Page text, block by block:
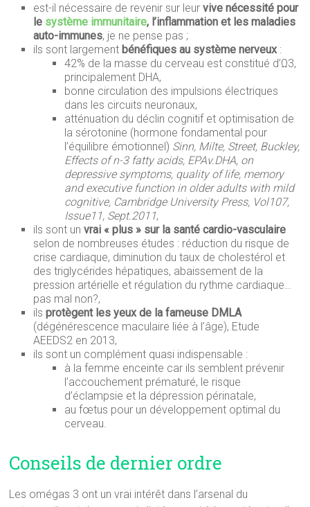
est-il nécessaire de revenir sur leurvive nécessité pour
le système immunitaire, l’inflammation et les maladies
auto-immunes, je ne pense pas ;
ils sont largement bénéfiques au système nerveux:
42% de la masse du cerveau est constitué d’Ω3,
principalement DHA,
bonne circulation des impulsions électriques
dans les circuits neuronaux,
atténuation du déclin cognitif et optimisation de
la sérotonine (hormone fondamental pour
l’équilibre émotionnel) Sinn, Milte, Street, Buckley,
Effects of n-3 fatty acids, EPAv.DHA, on
depressive symptoms, quality of life, memory
and executive function in older adults with mild
cognitive, Cambridge University Press, Vol107,
Issue11, Sept.2011,
ils sont unvrai « plus » sur la santé cardio-vasculaire
selon de nombreuses études : réduction du risque de
crise cardiaque, diminution du taux de cholestérol et
des triglycérides hépatiques, abaissement de la
pression artérielle et régulation du rythme cardiaque…
pas mal non?,
ilsprotègent les yeux de la fameuse DMLA
(dégénérescence maculaire liée à l’âge), Etude
AEEDS2 en 2013,
ils sont un complément quasi indispensable :
à la femme enceinte car ils semblent prévenir
l’accouchement prématuré, le risque
d’éclampsie et la dépression périnatale,
au fœtus pour un développement optimal du
cerveau.
Conseils de dernier ordre
Les omégas 3 ont un vrai intérêt dans l’arsenal du